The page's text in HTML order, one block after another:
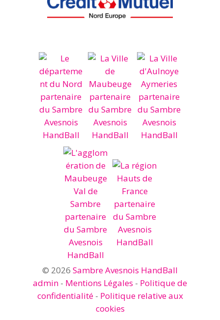
© 2026 Sambre Avesnois HandBall
admin - Mentions Légales - Politique de
confidentialité- Politique relative aux
cookies